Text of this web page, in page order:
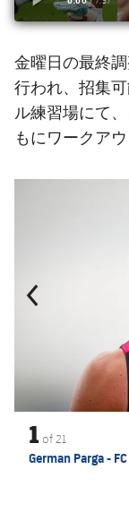
金曜日の最終
行われ、招集
ル練習場にて
もにワークア
1 of 21
German Parga -